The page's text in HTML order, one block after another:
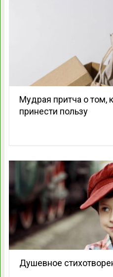
Мудрая притча о том,
принести пользу
Душевное